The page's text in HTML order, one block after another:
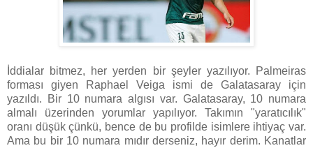
İddialar bitmez, her yerden bir şeyler yazılıyor. Palmeiras
forması giyen Raphael Veiga ismi de Galatasaray için
yazıldı. Bir 10 numara algısı var. Galatasaray, 10 numara
almalı üzerinden yorumlar yapılıyor. Takımın "yaratıcılık"
oranı düşük çünkü, bence de bu profilde isimlere ihtiyaç var.
Ama bu bir 10 numara mıdır derseniz, hayır derim. Kanatlar